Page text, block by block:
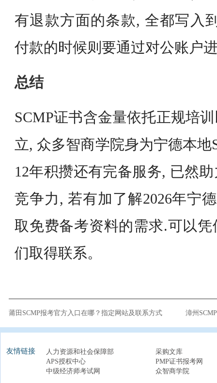
有退款方面的条款, 全都写入
付款的时候则要通过对公账户
总结
SCMP证书含金量依托正规培
立, 众多智商学院身为宁德本地
12年积攒还有完备服务, 已然
竞争力, 若有加了解2026年宁
取免费备考资料的需求.可以
们取得联系。
莆田SCMP报考官方入口在哪？指定网站及联系方式 漳州
友情链接 人力资源和社会保障部
采购文库
APS授权中心
PMP证书报考网
中级经济师考试网
众智商学院